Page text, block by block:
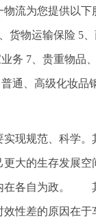
流为您提供以下
货物运输保险 5
务 7、贵重物品
通、高级化妆品
现规范、科学
大的生存发展
在各自为政。
性差的原因在于